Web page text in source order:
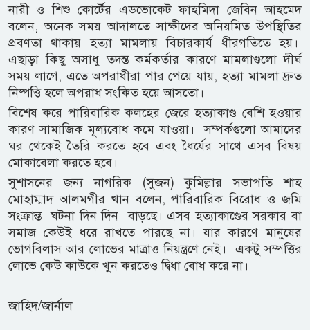
নারী ও শিশু কোর্টের এডভোকেট ফাহমিদা জেবিন আহমেদ
বলেন, অনেক সময় আদালতে সাক্ষীদের অনিয়মিত উপস্থিতির
প্রবণতা থাকায় হত্যা মামলায় বিচারকার্য ধীরগতিতে হয়।
এছাড়া কিছু অসাধু তদন্ত কর্মকর্তার কারণে মামলাগুলো দীর্ঘ
সময় লাগে, এতে অপরাধীরা পার পেয়ে যায়, হত্যা মামলা দ্রুত
নিষ্পত্তি হলে অপরাধ সংকিত হয়ে আসতো।
বিশেষ করে পারিবারিক কলহের জেরে হত্যাকাণ্ড বেশি হওয়ার
কারণ সামাজিক মূল্যবোধ কমে যাওয়া। সম্পর্কগুলো আমাদের
ঘর থেকেই তৈরি করতে হবে এবং ধৈর্যের সাথে এসব বিষয়
মোকাবেলা করতে হবে।
সুশাসনের জন্য নাগরিক (সুজন) কুমিল্লার সভাপতি শাহ
মোহাম্মাদ আলমগীর খান বলেন, পারিবারিক বিরোধ ও জমি
সংক্রান্ত ঘটনা দিন দিন বাড়ছে। এসব হত্যাকাণ্ডের সরকার বা
সমাজ কেউই ধরে রাখতে পারছে না। যার কারণে মানুষের
ভোগবিলাস আর লোভের মাত্রাও নিয়ন্ত্রণে নেই। একটু সম্পত্তির
লোভে কেউ কাউকে খুন করতেও দ্বিধা বোধ করে না।
জাহিদ/জার্নাল